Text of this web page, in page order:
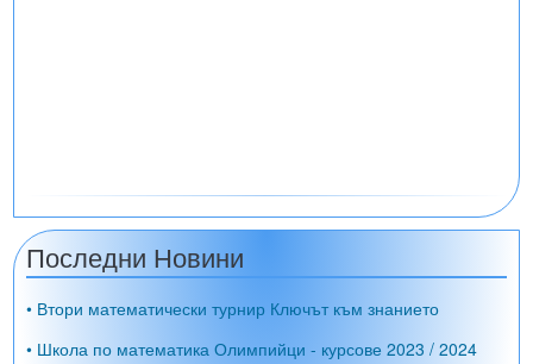
Последни Новини
• Втори математически турнир Ключът към знанието
• Школа по математика Олимпийци - курсове 2023 / 2024